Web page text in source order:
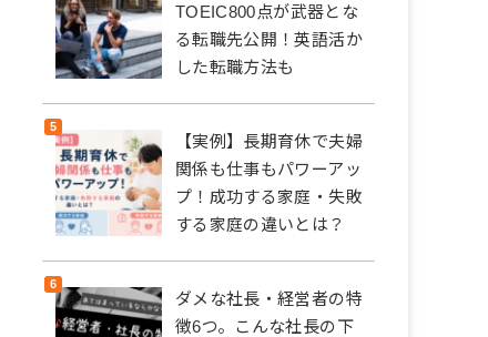
TOEIC800点が武器とな
る転職先公開！英語活か
した転職方法も
【実例】長期育休で夫婦
関係も仕事もパワーアッ
プ！成功する家庭・失敗
する家庭の違いとは？
ダメな社長・経営者の特
徴6つ。こんな社長の下